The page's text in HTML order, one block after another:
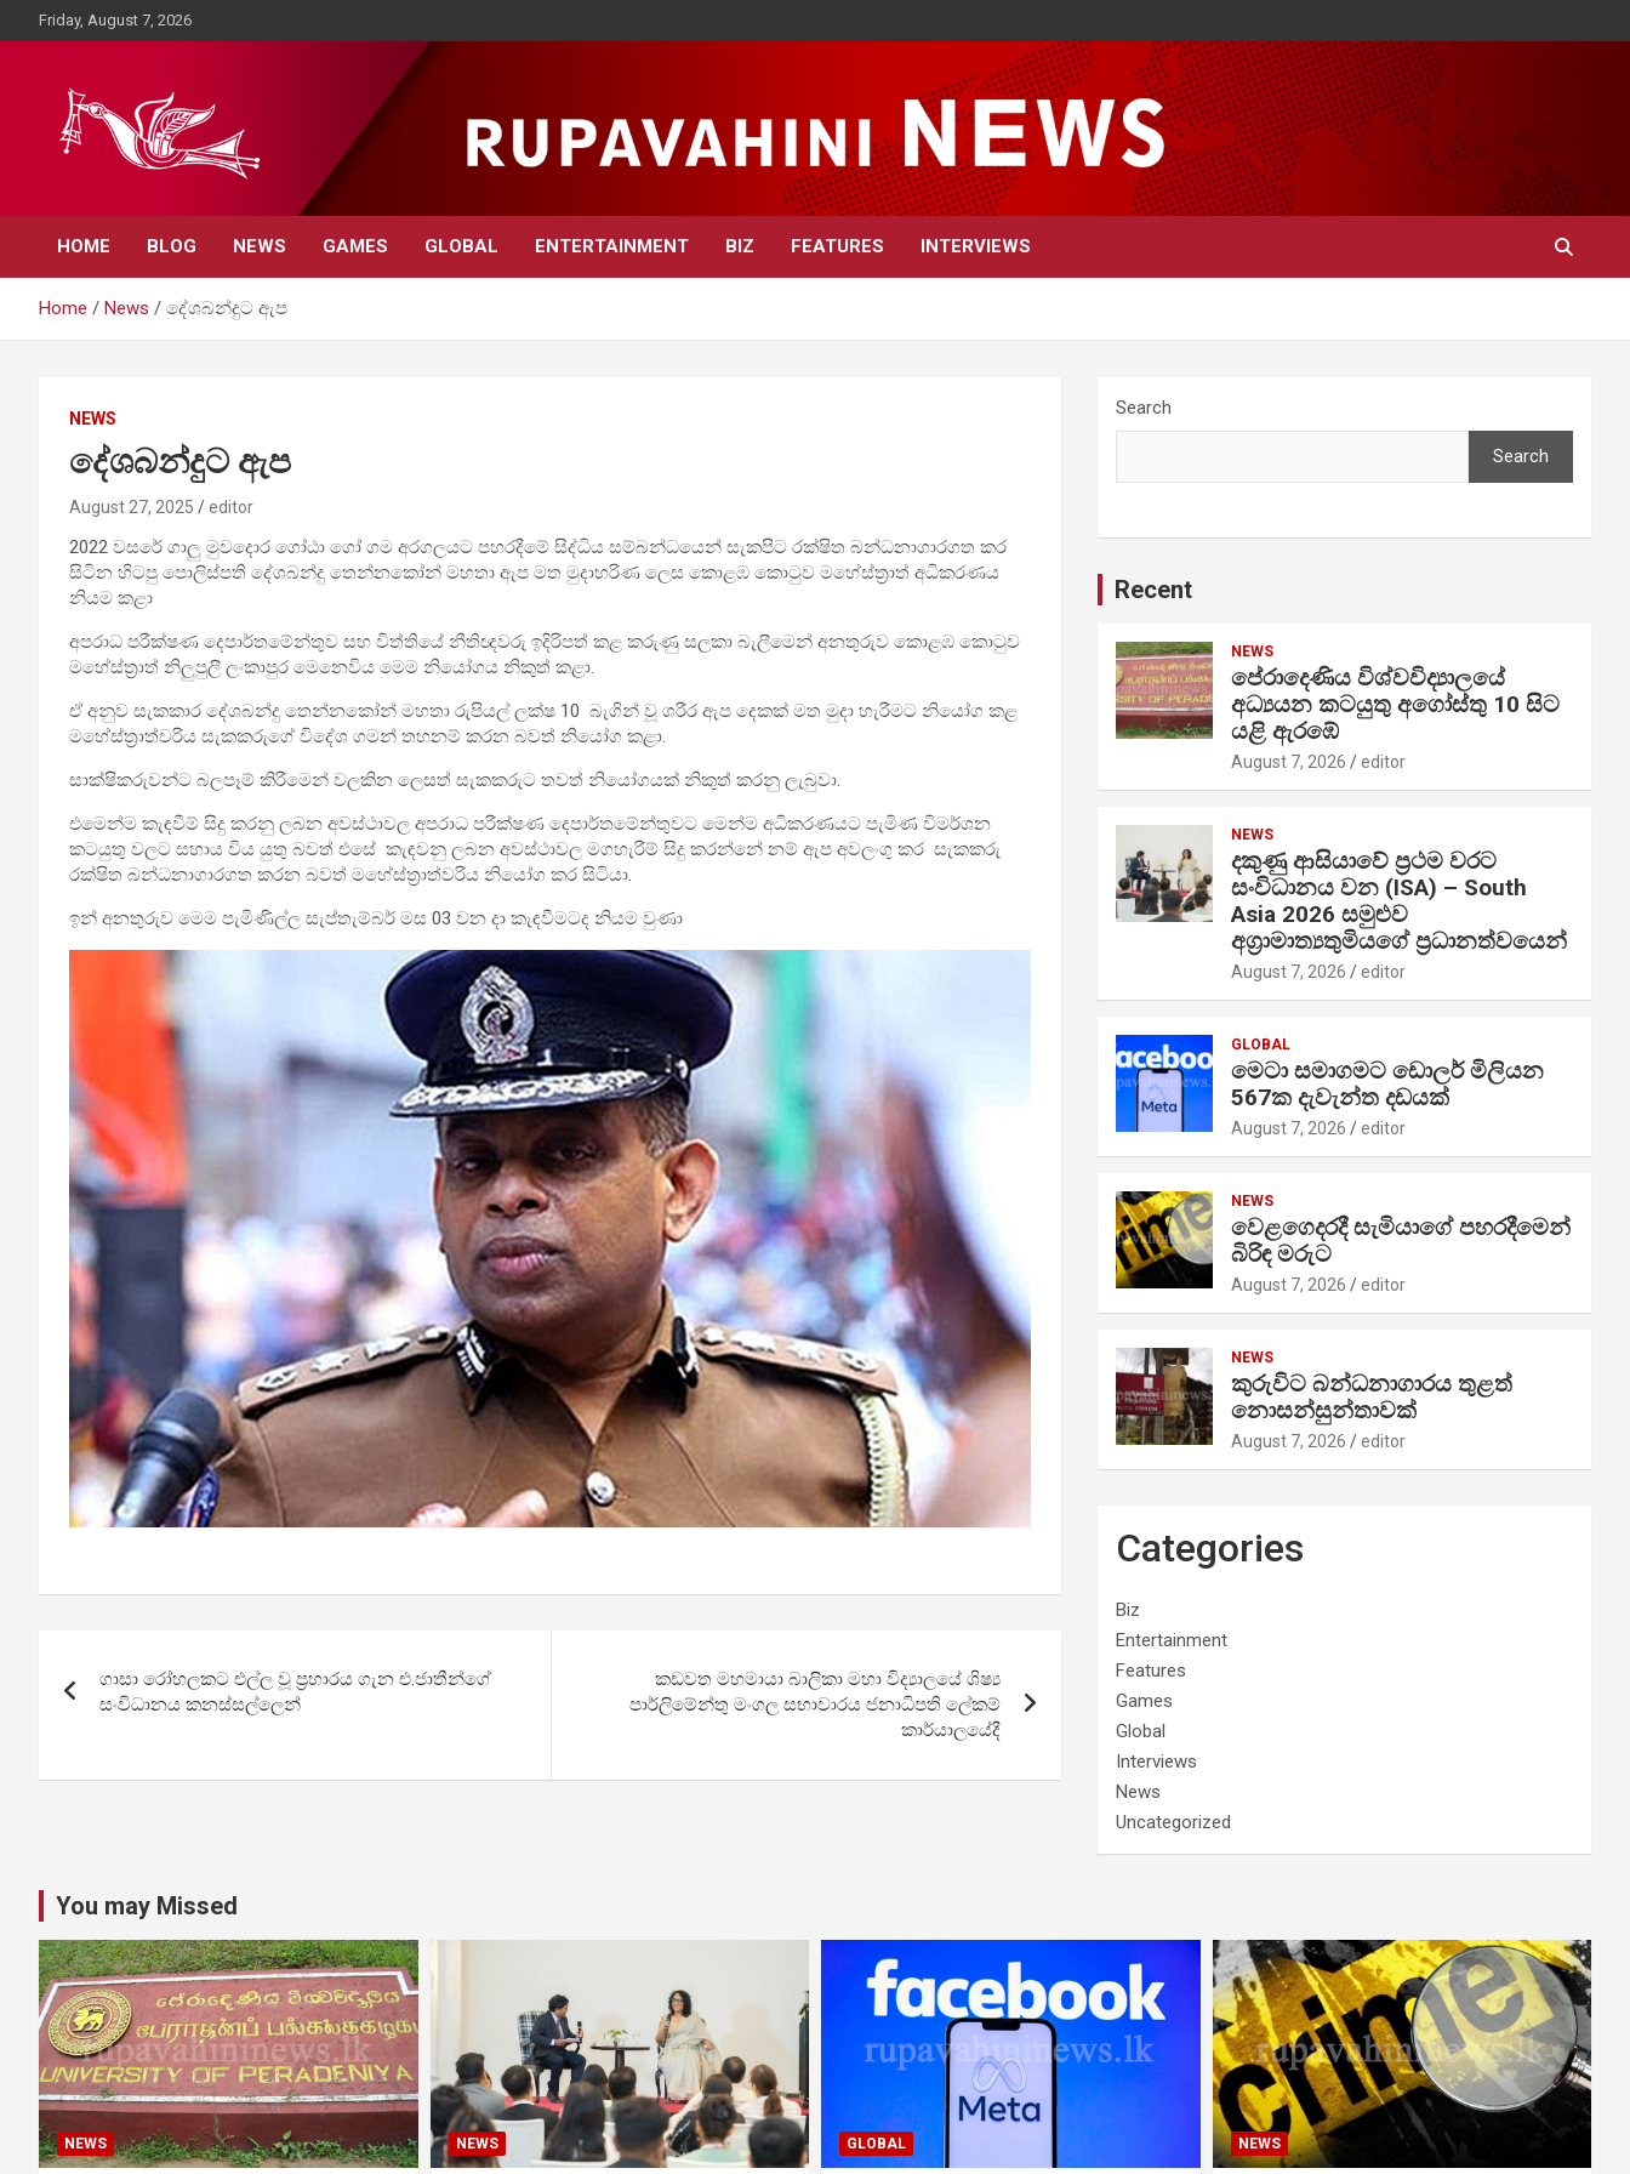
to
Friday, August 7, 2026
Rupavahini News
HOME BLOG NEWS GAMES GLOBAL ENTERTAINMENT BIZ FEATURES INTERVIEWS
Home News දේශබන්දුට ඇප
NEWS
දේශබන්දුට ඇප
August 27, 2025 editor
2022 වසරේ ගාලු මුවදොර ගෝඨා ගෝ ගම අරගලයට පහරදීමේ සිද්ධිය සම්බන්ධයෙන් සැකපිට රක්ෂිත බන්ධනාගාරගත කර
සිටින හිටපු පොලිස්පති දේශබන්දු තෙන්නකෝන් මහතා ඇප මත මුදාහරිණ ලෙස කොළඹ කොටුව මහේස්ත්‍රාත් අධිකරණය
නියම කළා
අපරාධ පරීක්ෂණ දෙපාර්තමේන්තුව සහ විත්තියේ නීතිඥවරු ඉදිරිපත් කළ කරුණු සලකා බැලීමෙන් අනතුරුව කොළඹ කොටුව
මහේස්ත්‍රාත් නිලුපුලී ලංකාපුර මෙනෙවිය මෙම නියෝගය නිකුත් කළා.
ඒ අනුව සැකකාර දේශබන්දු තෙන්නකෝන් මහතා රුපියල් ලක්ෂ 10 බැගින් වූ ශරීර ඇප දෙකක් මත මුදා හැරීමට නියෝග කළ
මහේස්ත්‍රාත්වරිය සැකකරුගේ විදේශ ගමන් තහනම් කරන බවත් නියෝග කළා.
සාක්ෂිකරුවන්ට බලපෑම් කිරීමෙන් වලකින ලෙසත් සැකකරුට තවත් නියෝගයක් නිකුත් කරනු ලැබුවා.
එමෙන්ම කැඳවීම් සිදු කරනු ලබන අවස්ථාවල අපරාධ පරීක්ෂණ දෙපාර්තමේන්තුවට මෙන්ම අධිකරණයට පැමිණ විමර්ශන
කටයුතු වලට සහාය විය යුතු බවත් එසේ කැඳවනු ලබන අවස්ථාවල මගහැරීම් සිදු කරන්නේ නම් ඇප අවලංගු කර සැකකරු
රක්ෂිත බන්ධනාගාරගත කරන බවත් මහේස්ත්‍රාත්වරිය නියෝග කර සිටියා.
ඉන් අනතුරුව මෙම පැමිණිල්ල සැප්තැම්බර් මස 03 වන දා කැඳවීමටද නියම වුණා
navigation
ගාසා රෝහලකට එල්ල වූ ප්‍රහාරය ගැන එ.ජාතීන්ගේ
සංවිධානය කනස්සල්ලෙන්
කඩවත මහමායා බාලිකා මහා විද්‍යාලයේ ශිෂ්‍ය
පාර්ලිමේන්තු මංගල සභාවාරය ජනාධිපති ලේකම්
කාර්යා‍ලයේදී
Search
Search
Recent
NEWS
පේරාදෙණිය විශ්වවිද්‍යාලයේ
අධ්‍යයන කටයුතු අගෝස්තු 10 සිට
යළි ඇරඹේ
August 7, 2026 editor
NEWS
දකුණු ආසියාවේ ප්‍රථම වරට
සංවිධානය වන (ISA) – South
Asia 2026 සමුළුව
අග්‍රාමාත්‍යතුමියගේ ප්‍රධානත්වයෙන්
August 7, 2026 editor
GLOBAL
මෙටා සමාගමට ඩොලර් මිලියන
567ක දැවැන්ත දඩයක්
August 7, 2026 editor
NEWS
වෙළගෙදරදී සැමියාගේ පහරදීමෙන්
බිරිඳ මරුට
August 7, 2026 editor
NEWS
කුරුවිට බන්ධනාගාරය තුළත්
නොසන්සුන්තාවක්
August 7, 2026 editor
Categories
Biz
Entertainment
Features
Games
Global
Interviews
News
Uncategorized
You may Missed
NEWS NEWS GLOBAL NEWS